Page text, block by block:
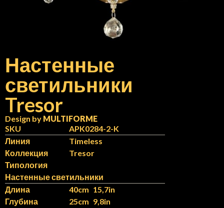
IT
Tresor
Design by MULTIFORME
Настенные
светильники
SKU
APK0284-2-K
Линия
Timeless
Коллекция
Tresor
Типология
Настенные светильники
Длина
40cm 15,7in
Глубина
25cm 9,8in